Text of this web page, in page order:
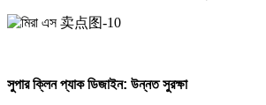
সুপার ক্লিন প্যাক ডিজাইন: উন্নত সুরক্ষা